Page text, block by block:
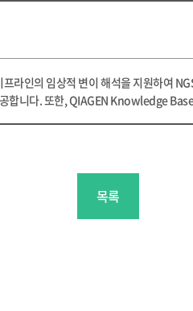
의 임상적 변이 해석을 지원하여
합니다. 또한, QIAGEN Knowledge
목록